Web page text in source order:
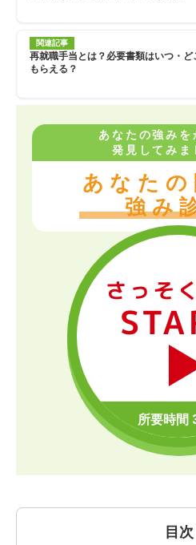
関連記事
再就職手当とは？必要書類はいつ・ど
もらえる？
あなたの強みを
発見してみま
あなたの
強み
さっそ
目次